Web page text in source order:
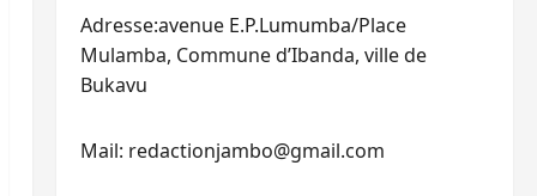
Adresse:avenue E.P.Lumumba/Place
Mulamba, Commune d’Ibanda, ville de
Bukavu
Mail: redactionjambo@gmail.com